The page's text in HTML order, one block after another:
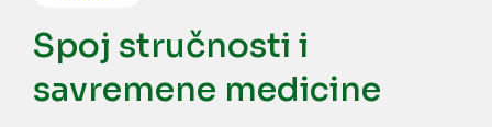
Spoj stručnosti i
savremene medicine